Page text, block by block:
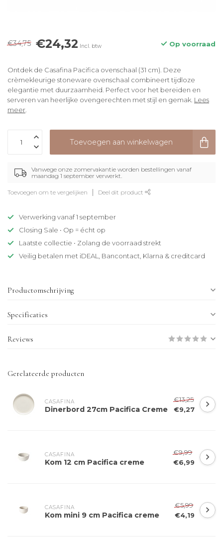
€34,75 €24,32 Incl. btw Op voorraad
Ontdek de Casafina Pacifica ovenschaal (31 cm). Deze
crèmekleurige stoneware ovenschaal combineert tijdloze
elegantie met duurzaamheid. Perfect voor het bereiden en
serveren van heerlijke ovengerechten met stijl en gemak. Lees
meer.
Toevoegen aan winkelwagen
Vanwege onze zomervakantie worden bestellingen vanaf
maandag 1 september verwerkt.
Toevoegen om te vergelijken Deel dit product
Verwerking vanaf 1 september
Closing Sale • Op = écht op
Laatste collectie • Zolang de voorraad strekt
Veilig betalen met iDEAL, Bancontact, Klarna & creditcard
Productomschrijving
Specificaties
Reviews
Gerelateerde producten
CASAFINA
Dinerbord 27cm Pacifica Creme
€13,25
€9,27
CASAFINA
Kom 12 cm Pacifica creme
€9,99
€6,99
CASAFINA
Kom mini 9 cm Pacifica creme
€5,99
€4,19